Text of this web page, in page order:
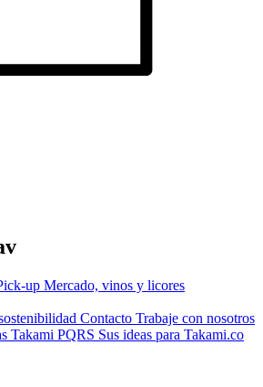
up Mercado, vinos y licores
Contacto Trabaje con nosotros
Takami PQRS Sus ideas para Takami.co